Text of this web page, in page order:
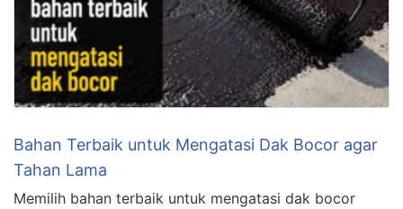
Bahan Terbaik untuk Mengatasi Dak Bocor agar
Tahan Lama
Memilih bahan terbaik untuk mengatasi dak bocor